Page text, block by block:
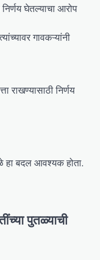
घेतल्याचा आरोप
गावकऱ्यांनी
राखण्यासाठी निर्णय
हा बदल आवश्यक होता.
पुतळ्याची